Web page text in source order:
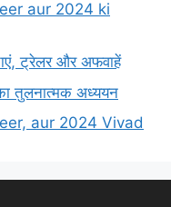
aur 2024 ki
ट्रेलर और अफवाहें
तुलनात्मक अध्ययन
aur 2024 Vivad